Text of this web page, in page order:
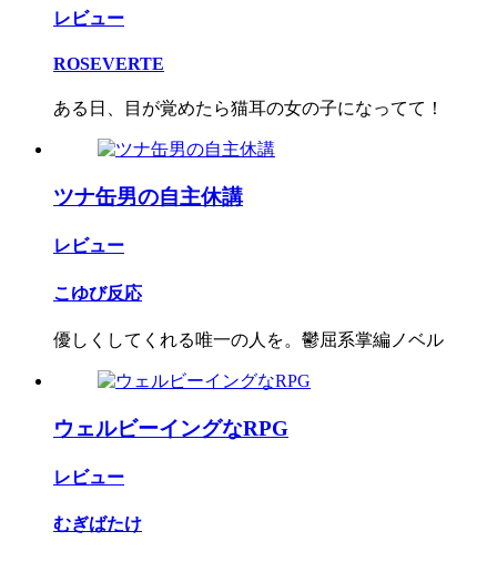
レビュー
ROSEVERTE
ある日、目が覚めたら猫耳の女の子になってて！
ツナ缶男の自主休講
レビュー
こゆび反応
優しくしてくれる唯一の人を。鬱屈系掌編ノベル
ウェルビーイングなRPG
レビュー
むぎばたけ